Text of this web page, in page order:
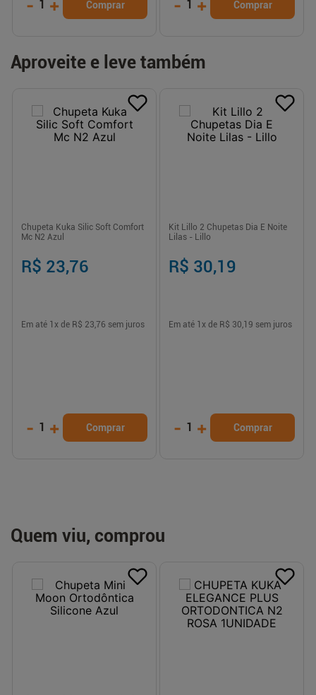
- 1 + Comprar - 1 + Comprar
Aproveite e leve também
Chupeta Kuka Silic Soft Comfort
Mc N2 Azul
R$ 23,76
Em até 1 x de R$ 23,76 sem juros
- 1 + Comprar
Kit Lillo 2 Chupetas Dia E Noite
Lilas - Lillo
R$ 30,19
Em até 1 x de R$ 30,19 sem juros
- 1 + Comprar
Quem viu, comprou